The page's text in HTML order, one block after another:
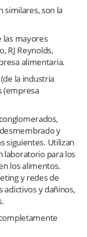
similares, son la
las mayores
RJ Reynolds,
alimentaria.
la industria
(empresa
y
siguientes. Utilizan
laboratorio para los
los alimentos.
y redes de
y dañinos,